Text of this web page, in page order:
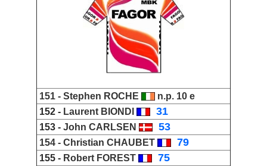
151 - Stephen ROCHE
n.p. 10 e
152 - Laurent BIONDI 31
153 - John CARLSEN 53
154 - Christian CHAUBET 79
155 - Robert FOREST 75